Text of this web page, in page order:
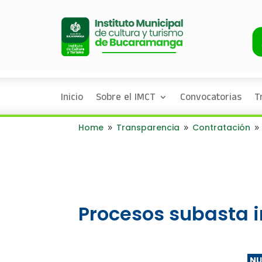
Inicio Sobre el IMCT Convocatorias
Home 9 Transparencia 9 Contratación 9
Procesos subasta